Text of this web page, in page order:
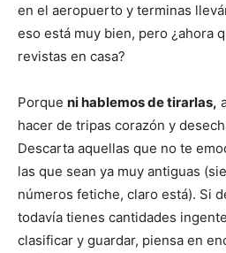
en el aeropuerto y terminas
eso está muy bien, pero ¿ahora
revistas en casa?
Porque ni hablemos de tirarlas,
hacer de tripas corazón y
Descarta aquellas que no te
las que sean ya muy antiguas
números fetiche, claro está). Si
todavía tienes cantidades
clasificar y guardar, piensa en